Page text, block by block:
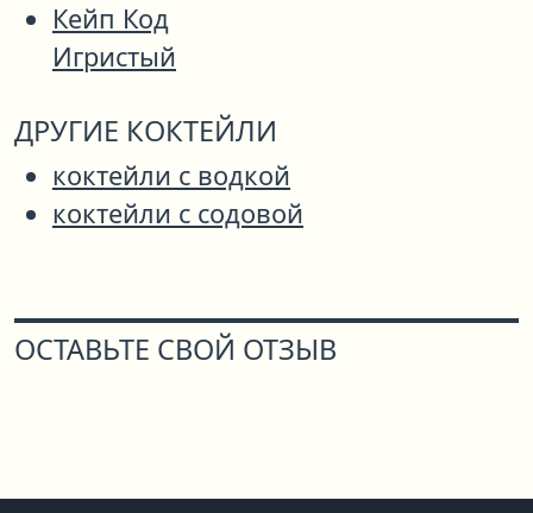
Кейп Код
Игристый
ДРУГИЕ КОКТЕЙЛИ
коктейли с водкой
коктейли с содовой
ОСТАВЬТЕ СВОЙ ОТЗЫВ